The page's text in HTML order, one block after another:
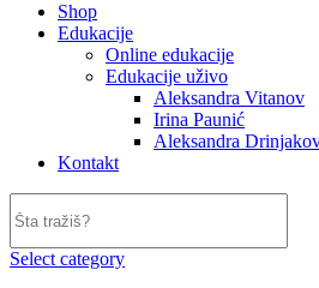
Shop
Edukacije
Online edukacije
Edukacije uživo
Aleksandra Vitanov
Irina Paunić
Aleksandra
Kontakt
Select category